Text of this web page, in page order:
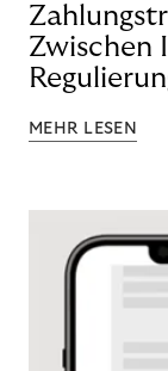
Zwischen
MEHR LESEN